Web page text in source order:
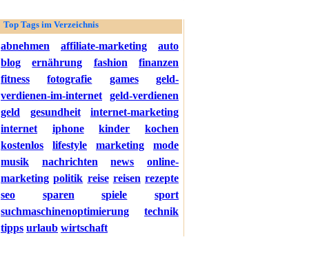
Top Tags im Verzeichnis
abnehmen affiliate-marketing
auto
blog
ernährung fashion
finanzen
fitness
fotografie games
geld-
verdienen-im-internet
geld-verdienen
geld
gesundheit
internet-marketing
internet
iphone kinder
kochen
kostenlos
lifestyle marketing
mode
musik
nachrichten news
online-
marketing politik reise reisen rezepte
seo
sparen spiele
sport
suchmaschinenoptimierung
technik
tipps urlaub wirtschaft